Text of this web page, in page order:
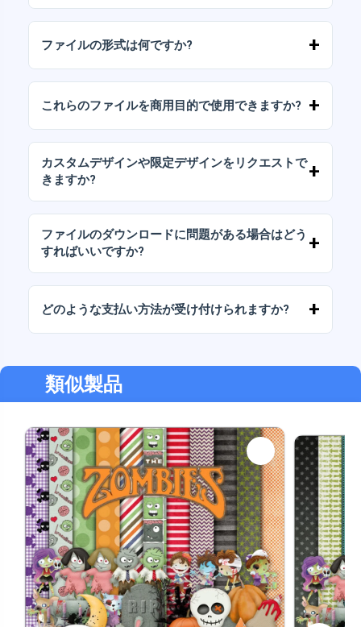
イルをダウンロードできます。
ファイルの形式は何ですか?
パッケージには、AIまたはPDFファイルも含ま
れています。
これらのファイルを商用目的で使用できますか?
（変更せずに）再販しないことを条件として、
個人ライセンスと商用ライセンスが含まれてい
ます。
カスタムデザインや限定デザインをリクエストで
きますか?
ます。お気軽にお問い合わせいただき、ご希望
をお伝えください。
ファイルのダウンロードに問題がある場合はどう
すればいいですか?
さい。追加料金なしでファイルの回復をお手伝
いいたします。
どのような支払い方法が受け付けられますか?
る支払い方法に対応しています。
類似製品